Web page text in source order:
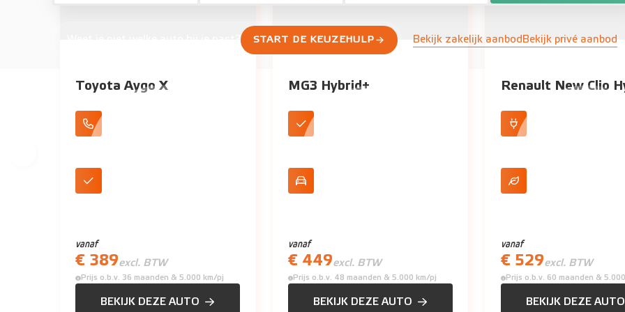
START DE KEUZEHULP Bekijk zakelijk aanbodBekijk privé aanbod
Toyota Aygo X
vanaf
€ 389excl. BTW
Prijs o.b.v. 36 maanden & 5.000 km/pj
BEKIJK DEZE AUTO
MG3 Hybrid+
vanaf
€ 449excl. BTW
Prijs o.b.v. 48 maanden & 5.000 km/pj
BEKIJK DEZE AUTO
Renault New Clio
vanaf
€ 529excl. BTW
Prijs o.b.v. 60 maanden &
BEKIJK DEZE AUTO